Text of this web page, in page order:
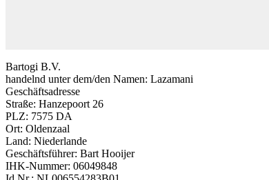
Bartogi B.V.
handelnd unter dem/den Namen: Lazamani
Geschäftsadresse
Straße: Hanzepoort 26
PLZ: 7575 DA
Ort: Oldenzaal
Land: Niederlande
Geschäftsführer: Bart Hooijer
IHK-Nummer: 06049848